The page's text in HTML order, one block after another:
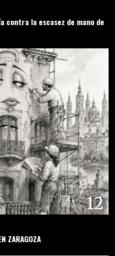
la escasez de mano de
12
ZARAGOZA